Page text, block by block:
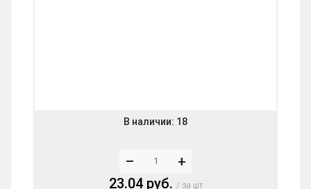
В наличии: 18
–
+
23.04 руб.
за шт